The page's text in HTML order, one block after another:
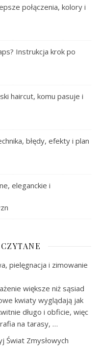
połączenia, kolory i
Instrukcja krok po
haircut, komu pasuje i
błędy, efekty i plan
eleganckie i
pielęgnacja i zimowanie
większe niż sąsiad
kwiaty wyglądają jak
długo i obficie, więc
na tarasy, …
Świat Zmysłowych